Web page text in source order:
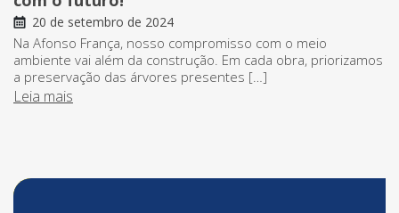
20 de setembro de 2024
Na Afonso França, nosso compromisso com o meio
ambiente vai além da construção. Em cada obra, priorizamos
a preservação das árvores presentes […]
Leia mais